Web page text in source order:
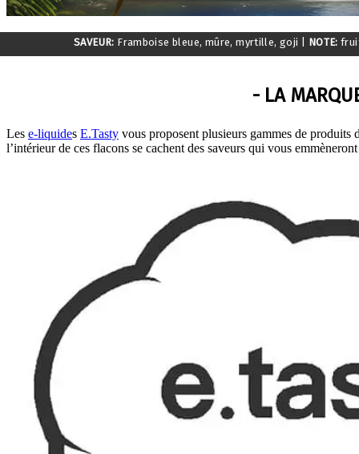
SAVEUR: Framboise bleue, mûre, myrtille, goji NOTE:
- LA
Les e-liquides E.Tasty vous proposent plusieurs gammes de
l’intérieur de ces flacons se cachent des saveurs qui vous